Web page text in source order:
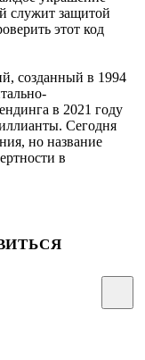
служит защитой
этот код
созданный в 1994
в 2021 году
Сегодня
но название
в